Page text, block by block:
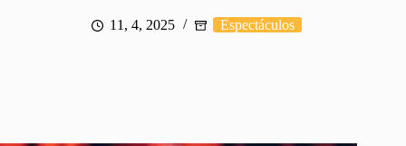
11, 4, 2025 Espectáculos